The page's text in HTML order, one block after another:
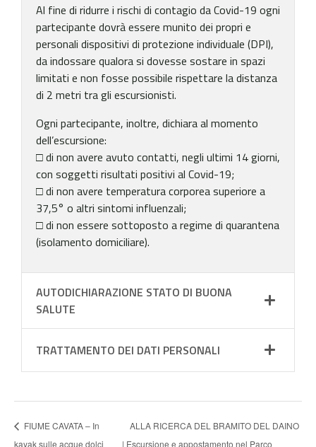
Al fine di ridurre i rischi di contagio da Covid-19 ogni
partecipante dovrà essere munito dei propri e
personali dispositivi di protezione individuale (DPI),
da indossare qualora si dovesse sostare in spazi
limitati e non fosse possibile rispettare la distanza
di 2 metri tra gli escursionisti.
Ogni partecipante, inoltre, dichiara al momento
dell’escursione:
□ di non avere avuto contatti, negli ultimi 14 giorni,
con soggetti risultati positivi al Covid-19;
□ di non avere temperatura corporea superiore a
37,5° o altri sintomi influenzali;
□ di non essere sottoposto a regime di quarantena
(isolamento domiciliare).
AUTODICHIARAZIONE STATO DI BUONA
SALUTE
TRATTAMENTO DEI DATI PERSONALI
FIUME CAVATA – In
kayak sulle acque dolci
ALLA RICERCA DEL BRAMITO DEL DAINO
| Escursione e appostamento nel Parco